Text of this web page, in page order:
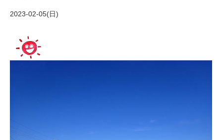
2023-02-05(日)